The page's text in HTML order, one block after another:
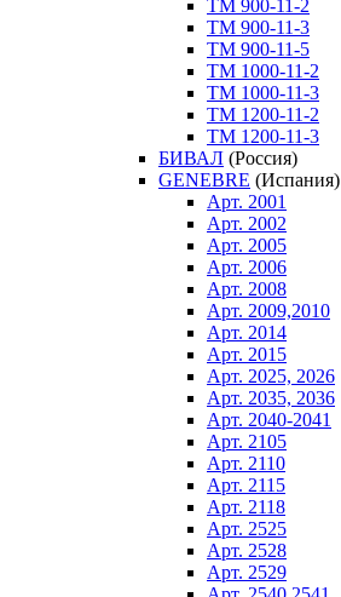
ТM 900-11-2
ТM 900-11-3
ТM 900-11-5
ТM 1000-11-2
ТM 1000-11-3
ТM 1200-11-2
ТM 1200-11-3
БИВАЛ (Россия)
GENEBRE (Испания)
Арт. 2001
Арт. 2002
Арт. 2005
Арт. 2006
Арт. 2008
Арт. 2009,2010
Арт. 2014
Арт. 2015
Арт. 2025, 2026
Арт. 2035, 2036
Арт. 2040-2041
Арт. 2105
Арт. 2110
Арт. 2115
Арт. 2118
Арт. 2525
Арт. 2528
Арт. 2529